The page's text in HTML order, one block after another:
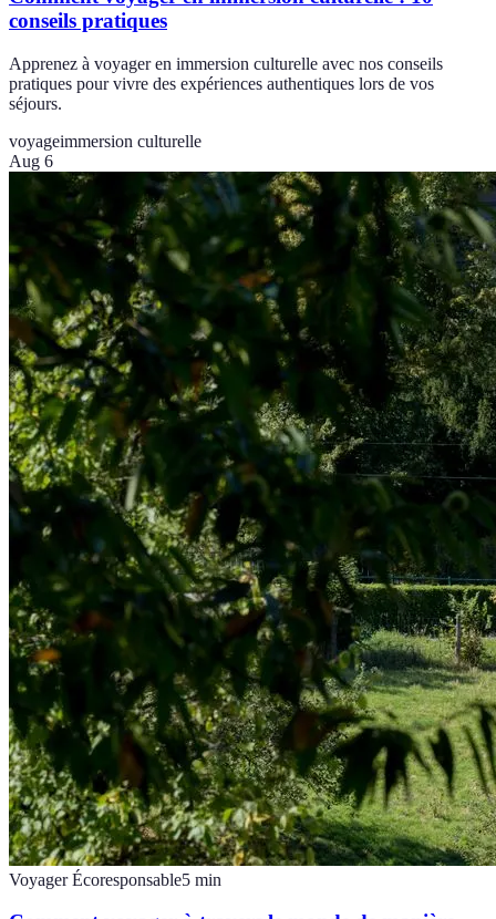
conseils pratiques
Apprenez à voyager en immersion culturelle avec nos conseils
pratiques pour vivre des expériences authentiques lors de vos
séjours.
voyageimmersion culturelle
Aug 6
Voyager Écoresponsable5 min